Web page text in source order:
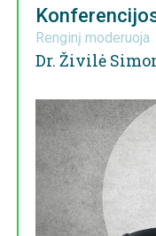
Renginį moderuoja
Dr. Živilė